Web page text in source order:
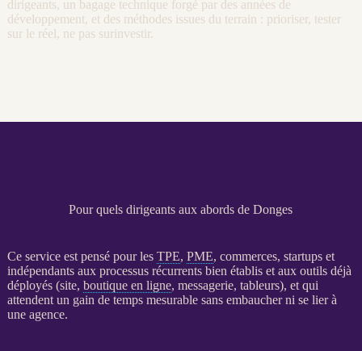
dirigeants, un bagage technique forgé par des années de
développement, et des méthodes issues du terrain : prioriser, tester
sur le réel, ne pas surinvestir.
Pour quels dirigeants aux abords de Donges
Ce service est pensé pour les TPE, PME, commerces, startups et
indépendants aux processusrécurrents bien établis et aux outils déjà
déployés (site, boutique en ligne, messagerie, tableurs), et qui
attendent un gain de temps mesurable sans embaucher ni se lier à
une agence.